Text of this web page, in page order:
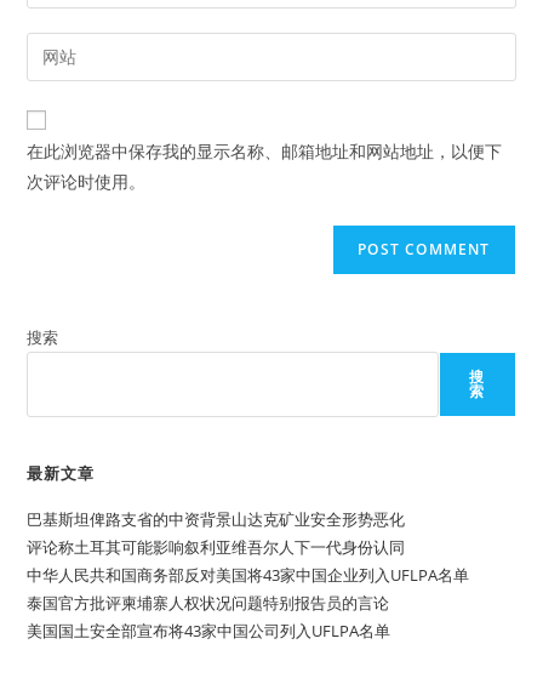
comment
email
address
comment
Enter
your
website
URL
(optional)
在此浏览器中保存我的显示名称、邮箱地址和网站地址，以便下
次评论时使用。
搜索
搜
索
最新文章
巴基斯坦俾路支省的中资背景山达克矿业安全形势恶化
评论称土耳其可能影响叙利亚维吾尔人下一代身份认同
中华人民共和国商务部反对美国将43家中国企业列入UFLPA名单
泰国官方批评柬埔寨人权状况问题特别报告员的言论
美国国土安全部宣布将43家中国公司列入UFLPA名单